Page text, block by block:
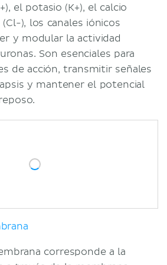
el potasio (K+), el calcio
), los canales iónicos
y modular la actividad
Son esenciales para
de acción, transmitir señales
y mantener el potencial
corresponde a la